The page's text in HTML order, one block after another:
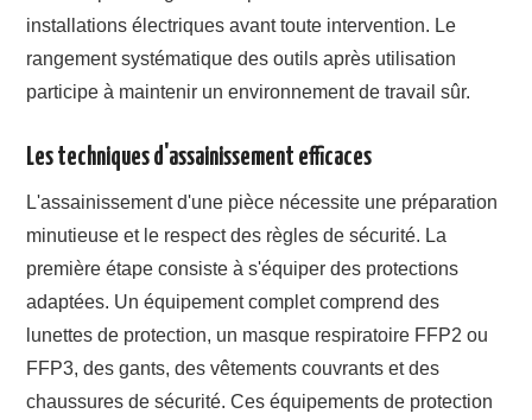
installations électriques avant toute intervention. Le
rangement systématique des outils après utilisation
participe à maintenir un environnement de travail sûr.
Les techniques d'assainissement efficaces
L'assainissement d'une pièce nécessite une préparation
minutieuse et le respect des règles de sécurité. La
première étape consiste à s'équiper des protections
adaptées. Un équipement complet comprend des
lunettes de protection, un masque respiratoire FFP2 ou
FFP3, des gants, des vêtements couvrants et des
chaussures de sécurité. Ces équipements de protection